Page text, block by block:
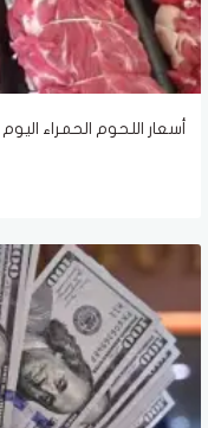
أسعار اللحوم الحمراء اليوم الخميس